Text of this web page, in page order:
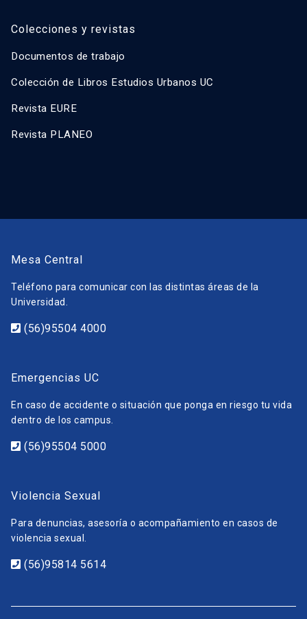
Colecciones y revistas
Documentos de trabajo
Colección de Libros Estudios Urbanos UC
Revista EURE
Revista PLANEO
Mesa Central
Teléfono para comunicar con las distintas áreas de la
Universidad.
(56)95504 4000
Emergencias UC
En caso de accidente o situación que ponga en riesgo tu vida
dentro de los campus.
(56)95504 5000
Violencia Sexual
Para denuncias, asesoría o acompañamiento en casos de
violencia sexual.
(56)95814 5614